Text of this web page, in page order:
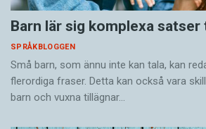
Barn lär sig komplexa satser
SPRÅKBLOGGEN
Små barn, som ännu inte kan tala, kan
flerordiga fraser. Detta kan också vara
barn och vuxna tillägnar…